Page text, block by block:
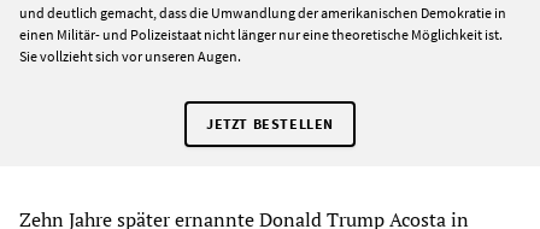
und deutlich gemacht, dass die Umwandlung der amerikanischen Demokratie in
einen Militär- und Polizeistaat nicht länger nur eine theoretische Möglichkeit ist.
Sie vollzieht sich vor unseren Augen.
JETZT BESTELLEN
Zehn Jahre später ernannte Donald Trump Acosta in